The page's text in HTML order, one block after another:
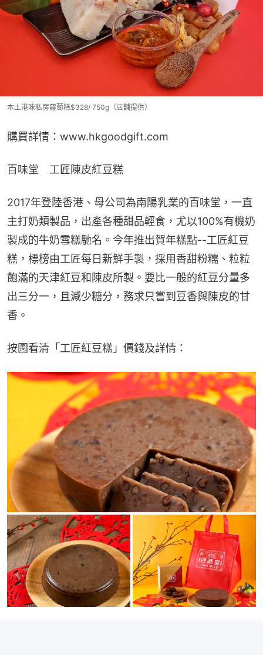
本土港味私房蘿蔔糕$328/ 750g（店舖提供）
購買詳情：www.hkgoodgift.com
百味堂　工匠陳皮紅豆糕
2017年登陸香港、母公司為南陽乳業的百味堂，一直
主打奶類製品，出產各種甜品輕食，尤以100%有機奶
製成的牛奶雪糕馳名。今年推出賀年糕點--工匠紅豆
糕，標榜由工匠每日新鮮手製，採用香甜粉糯、粒粒
飽滿的天津紅豆和陳皮所製。要比一般的紅豆分量多
出三分一，且減少糖分，務求只嘗到豆香與陳皮的甘
香。
按圖看清「工匠紅豆糕」價錢及詳情：